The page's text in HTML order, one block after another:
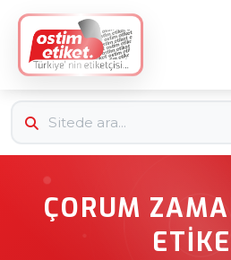
ÇORUM